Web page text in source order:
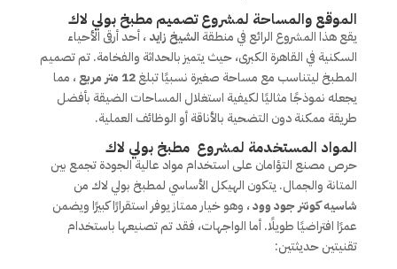
الموقع والمساحة لمشروع تصميم مطبخ بولي لاك
يقع هذا المشروع الرائع في منطقة الشيخ زايد ، أحد أرقى الأحياء
السكنية في القاهرة الكبرى، حيث يتميز بالحداثة والفخامة. تم تصميم
المطبخ ليتناسب مع مساحة صغيرة نسبيًا تبلغ12 متر مربع
، مما
يجعله نموذجًا مثاليًا لكيفية استغلال المساحات الضيقة بأفضل
طريقة ممكنة دون التضحية بالأناقة أو الوظائف العملية.
المواد المستخدمة لمشروع مطبخ بولي لاك
حرص مصنع التؤامان على استخدام مواد عالية الجودة تجمع بين
المتانة والجمال. يتكون الهيكل الأساسي لمطبخ بولي لاك من
شاسيه كونتر جود وود، وهو خيار ممتاز يوفر استقرارًا كبيرًا ويضمن
عمرًا افتراضيًا طويلًا. أما الواجهات، فقد تم تصنيعها باستخدام
تقنيتين حديثتين: